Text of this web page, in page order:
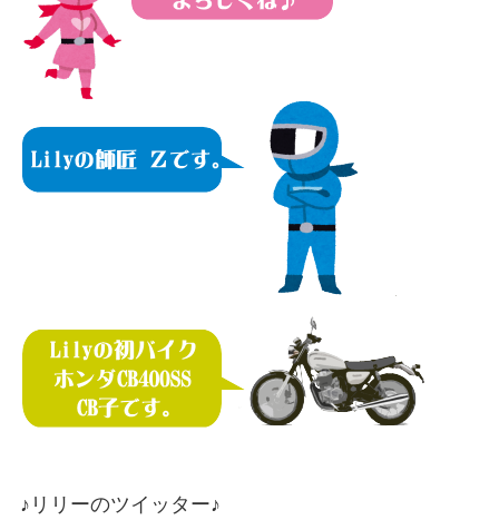
♪リリーのツイッター♪